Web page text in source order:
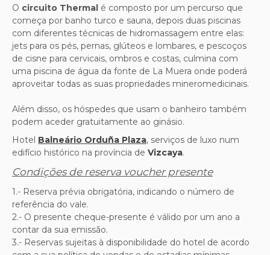
O circuito Thermal é composto por um percurso que
começa por banho turco e sauna, depois duas piscinas
com diferentes técnicas de hidromassagem entre elas:
jets para os pés, pernas, glúteos e lombares, e pescoços
de cisne para cervicais, ombros e costas, culmina com
uma piscina de água da fonte de La Muera onde poderá
aproveitar todas as suas propriedades mineromedicinais.
Além disso, os hóspedes que usam o banheiro também
podem aceder gratuitamente ao ginásio.
Hotel Balneário Orduña Plaza, serviços de luxo num
edifício histórico na província de Vizcaya.
Condições de reserva voucher presente
1.- Reserva prévia obrigatória, indicando o número de
referência do vale.
2.- O presente cheque-presente é válido por um ano a
contar da sua emissão.
3.- Reservas sujeitas à disponibilidade do hotel de acordo